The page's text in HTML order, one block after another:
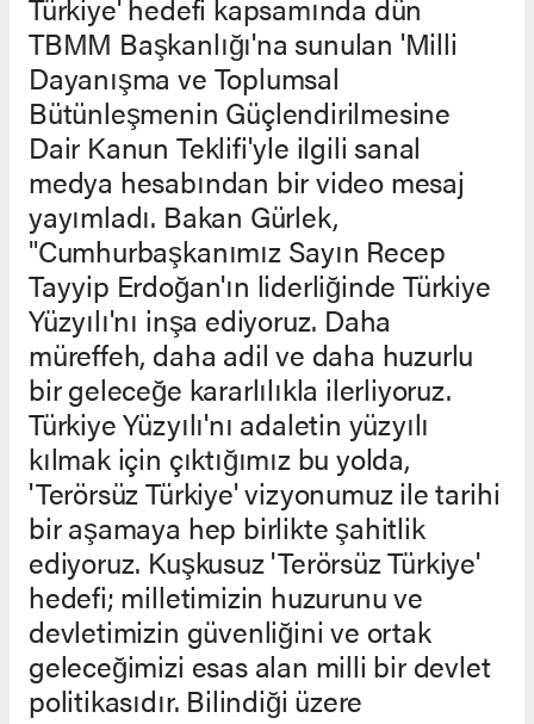
Türkiye' hedefi kapsamında dün
TBMM Başkanlığı'na sunulan 'Milli
Dayanışma ve Toplumsal
Bütünleşmenin Güçlendirilmesine
Dair Kanun Teklifi'yle ilgili sanal
medya hesabından bir video mesaj
yayımladı. Bakan Gürlek,
"Cumhurbaşkanımız Sayın Recep
Tayyip Erdoğan'ın liderliğinde Türkiye
Yüzyılı'nı inşa ediyoruz. Daha
müreffeh, daha adil ve daha huzurlu
bir geleceğe kararlılıkla ilerliyoruz.
Türkiye Yüzyılı'nı adaletin yüzyılı
kılmak için çıktığımız bu yolda,
'Terörsüz Türkiye' vizyonumuz ile tarihi
bir aşamaya hep birlikte şahitlik
ediyoruz. Kuşkusuz 'Terörsüz Türkiye'
hedefi; milletimizin huzurunu ve
devletimizin güvenliğini ve ortak
geleceğimizi esas alan milli bir devlet
politikasıdır. Bilindiği üzere